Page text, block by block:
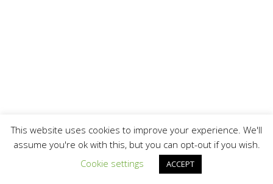
This website uses cookies to improve your experience. We'll
assume you're ok with this, but you can opt-out if you wish.
Cookie settings
ACCEPT